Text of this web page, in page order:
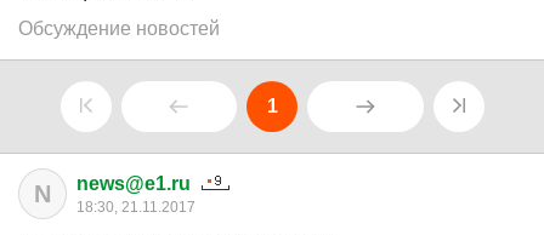
Обсуждение новостей
1
N news@e1.ru
18:30, 21.11.2017